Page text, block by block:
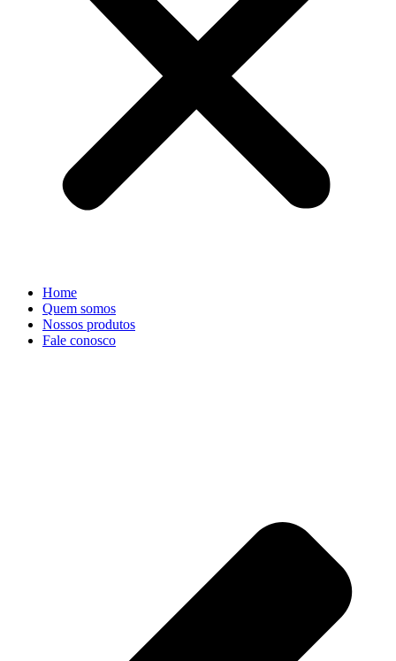
Home
Quem somos
Nossos produtos
Fale conosco